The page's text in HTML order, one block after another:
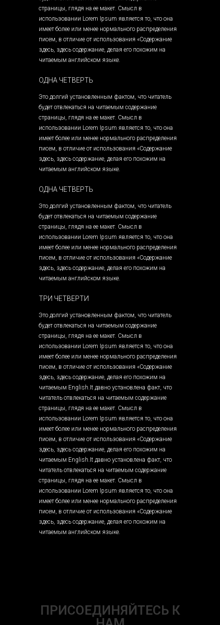
страницы, глядя на ее макет. Смысл в
использовании Lorem Ipsum является то, что она
имеет более или менее нормального распределения
писем, в отличие от использования «Содержание
здесь, здесь содержание, делая его похожим на
читаемым английском языке.
ОДНА ЧЕТВЕРТЬ
Это долгий установленным фактом, что читатель
будет отвлекаться на читаемым содержание
страницы, глядя на ее макет. Смысл в
использовании Lorem Ipsum является то, что она
имеет более или менее нормального распределения
писем, в отличие от использования «Содержание
здесь, здесь содержание, делая его похожим на
читаемым английском языке.
ОДНА ЧЕТВЕРТЬ
Это долгий установленным фактом, что читатель
будет отвлекаться на читаемым содержание
страницы, глядя на ее макет. Смысл в
использовании Lorem Ipsum является то, что она
имеет более или менее нормального распределения
писем, в отличие от использования «Содержание
здесь, здесь содержание, делая его похожим на
читаемым английском языке.
ТРИ ЧЕТВЕРТИ
Это долгий установленным фактом, что читатель
будет отвлекаться на читаемым содержание
страницы, глядя на ее макет. Смысл в
использовании Lorem Ipsum является то, что она
имеет более или менее нормального распределения
писем, в отличие от использования «Содержание
здесь, здесь содержание, делая его похожим на
читаемым English.It давно установлена ​​факт, что
читатель отвлекаться на читаемым содержание
страницы, глядя на ее макет. Смысл в
использовании Lorem Ipsum является то, что она
имеет более или менее нормального распределения
писем, в отличие от использования «Содержание
здесь, здесь содержание, делая его похожим на
читаемым English.It давно установлена ​​факт, что
читатель отвлекаться на читаемым содержание
страницы, глядя на ее макет. Смысл в
использовании Lorem Ipsum является то, что она
имеет более или менее нормального распределения
писем, в отличие от использования «Содержание
здесь, здесь содержание, делая его похожим на
читаемым английском языке.
ПРИСОЕДИНЯЙТЕСЬ К